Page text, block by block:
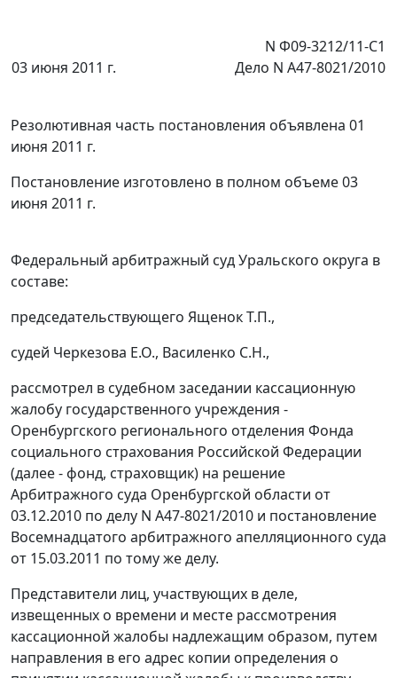
03 июня 2011 г.
N Ф09-3212/11-С1
Дело N А47-8021/2010
Резолютивная часть постановления объявлена 01
июня 2011 г.
Постановление изготовлено в полном объеме 03
июня 2011 г.
Федеральный арбитражный суд Уральского округа в
составе:
председательствующего Ященок Т.П.,
судей Черкезова Е.О., Василенко С.Н.,
рассмотрел в судебном заседании кассационную
жалобу государственного учреждения -
Оренбургского регионального отделения Фонда
социального страхования Российской Федерации
(далее - фонд, страховщик) на решение
Арбитражного суда Оренбургской области от
03.12.2010 по делу N А47-8021/2010 и постановление
Восемнадцатого арбитражного апелляционного суда
от 15.03.2011 по тому же делу.
Представители лиц, участвующих в деле,
извещенных о времени и месте рассмотрения
кассационной жалобы надлежащим образом, путем
направления в его адрес копии определения о